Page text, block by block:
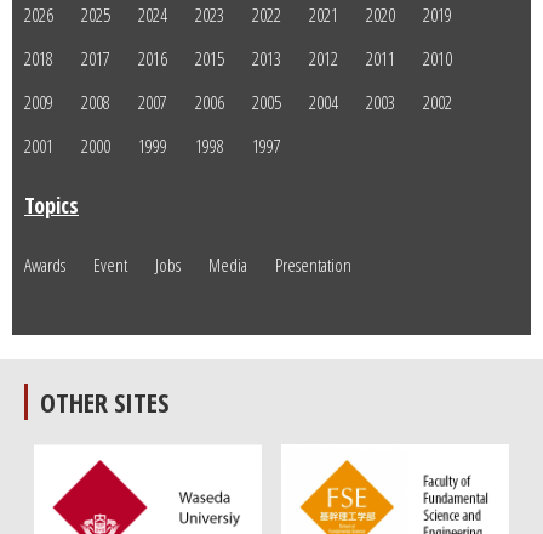
2026 2025 2024 2023 2022 2021 2020
2019
2018
2017 2016 2015 2013 2012 2011
2010
2009
2008 2007 2006 2005 2004 2003
2002
2001
2000 1999 1998 1997
Topics
Awards Event Jobs Media Presentation
OTHER SITES